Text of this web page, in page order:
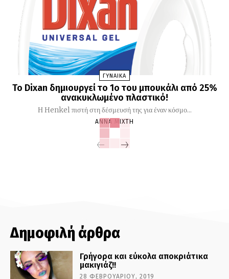
ΓΥΝΑΙΚΑ
Το Dixan δημιουργεί το 1ο του μπουκάλι από 25%
ανακυκλωμένο πλαστικό!
Η Henkel πιστή στη δέσμευσή της για έναν κόσμο...
ΆΝΝΑ ΜΊΧΤΗ
Δημοφιλή άρθρα
Γρήγορα και εύκολα αποκριάτικα
μακιγιάζ!!
28 ΦΕΒΡΟΥΑΡΊΟΥ, 2019